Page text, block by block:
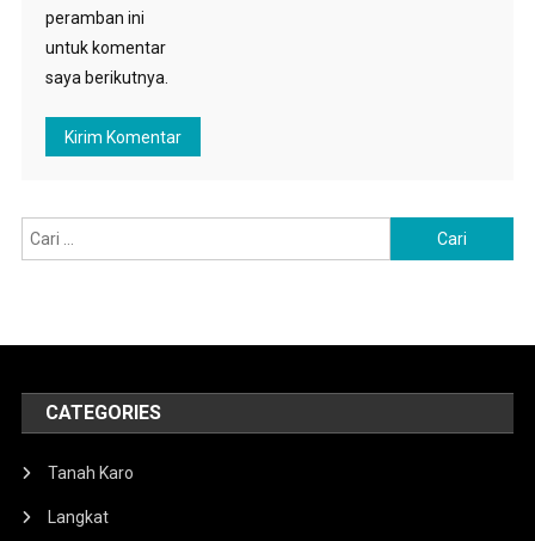
peramban ini
untuk komentar
saya berikutnya.
untuk:
CATEGORIES
Tanah Karo
Langkat